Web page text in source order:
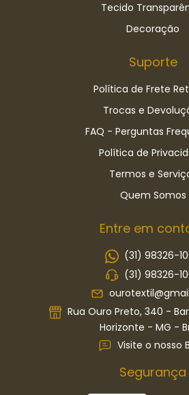
Tecido
Decoração
Suporte
Política de Frete
Trocas e
FAQ - Perguntas
Política de
Termos e
Quem Somos
Entre em
(31) 98326-
(31) 98326-
Rua Ouro Preto, 340 -
Horizonte - MG -
Visite o nosso
Segurança